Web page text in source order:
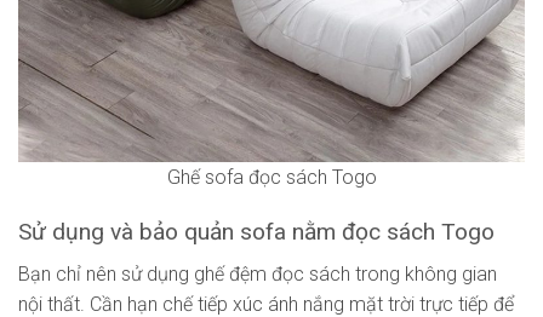
Ghế sofa đọc sách Togo
Sử dụng và bảo quản sofa nằm đọc sách Togo
Bạn chỉ nên sử dụng ghế đệm đọc sách trong không gian
nội thất. Cần hạn chế tiếp xúc ánh nắng mặt trời trực tiếp để